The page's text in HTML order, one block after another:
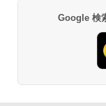
Google 検